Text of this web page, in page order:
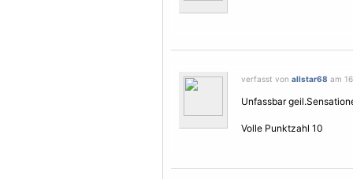
verfasst von allstar68 am
Unfassbar
Volle Punktzahl 10